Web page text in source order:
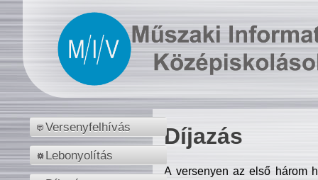
Versenyfelhívás
Lebonyolítás
Díjazás
A versenyen az első három